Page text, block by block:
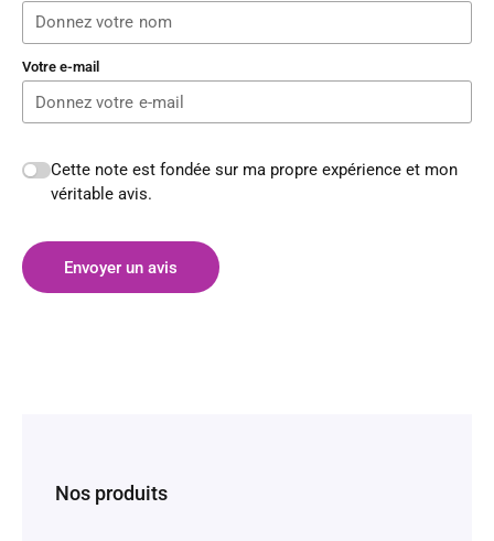
Votre e-mail
Cette note est fondée sur ma propre expérience et mon
véritable avis.
Envoyer un avis
Nos produits